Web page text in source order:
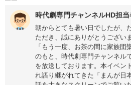
時代劇専門チャンネルHD担
朝からとても暑い日でしたが、
ただき、誠にありがとうござい
「もう一度、お茶の間に家族団
のもと、時代劇専門チャンネル
を放送しております。本イベン
れ語り継がれてきた「まんが日